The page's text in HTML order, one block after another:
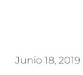
Junio 18, 2019